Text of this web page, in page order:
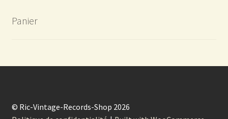
Panier
© Ric-Vintage-Records-Shop 2026